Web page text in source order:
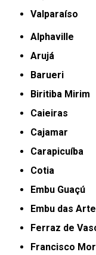
Valparaíso
Alphaville
Arujá
Barueri
Biritiba Mirim
Caieiras
Cajamar
Carapicuíba
Cotia
Embu Guaçú
Embu das
Ferraz de
Francisco